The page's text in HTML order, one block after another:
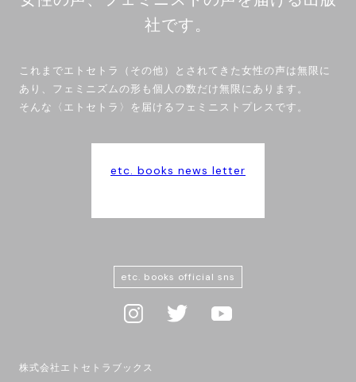
社です。
これまでエトセトラ（その他）とされてきた女性の声は無限に
あり、フェミニズムの形も個人の数だけ無限にあります。
そんな〈エトセトラ〉を届けるフェミニストプレスです。
etc. books news letter
etc. books official sns
株式会社エトセトラブックス